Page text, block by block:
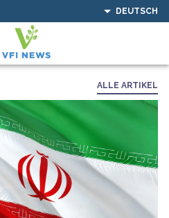
DEUTSCH
ALLE ARTIKEL